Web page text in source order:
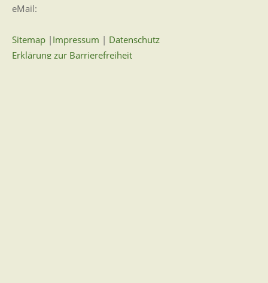
eMail:
Sitemap | Impressum | Datenschutz
Erklärung zur Barrierefreiheit